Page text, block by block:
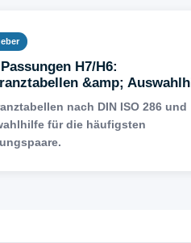
H7/H6:
&amp;
nach DIN ISO 286 und
für die häufigsten